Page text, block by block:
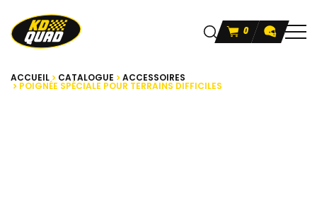
0
ACCUEIL CATALOGUE ACCESSOIRES
POIGNÉE SPÉCIALE POUR TERRAINS DIFFICILES